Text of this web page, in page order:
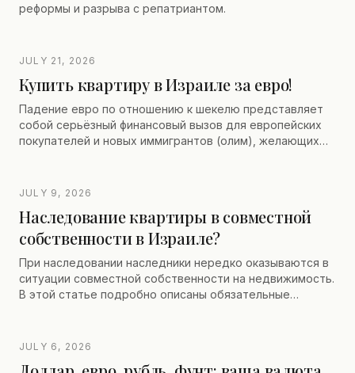
реформы и разрыва с репатриантом.
JULY 21, 2026
Купить квартиру в Израиле за евро!
Падение евро по отношению к шекелю представляет
собой серьёзный финансовый вызов для европейских
покупателей и новых иммигрантов (олим), желающих
инструментов, позволяющих оптимизировать
JULY 9, 2026
Наследование квартиры в совместной
собственности в Израиле?
При наследовании наследники нередко оказываются в
ситуации совместной собственности на недвижимость.
В этой статье подробно описаны обязательные
одного из совладельцев (назначение судебного
JULY 6, 2026